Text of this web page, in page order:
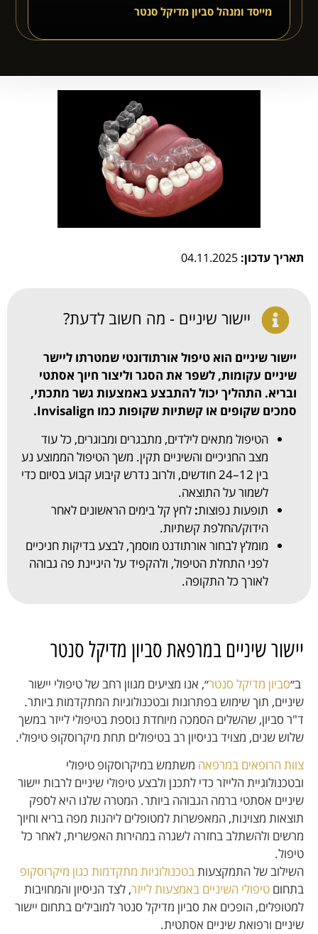
מייסד ומנהל סביון מדיקל סנטר
תאריך עדכון: 04.11.2025
יישור שיניים - מה חשוב לדעת?
יישור שיניים הוא טיפול אורתודונטי שמטרתו ליישר
שיניים עקומות, לשפר את הסגר וליצור חיוך אסתטי
ובריא. התהליך יכול להתבצע באמצעות גשר מתכתי,
סמכים שקופים או קשתיות שקופות כמו Invisalign.
הטיפול מתאים לילדים, מתבגרים ומבוגרים, כל עוד
מצב החניכיים והשיניים תקין. משך הטיפול הממוצע נע
בין 12–24 חודשים, ולרוב נדרש קיבוע קבוע בסיום כדי
לשמור על התוצאה.
תופעות נפוצות: לחץ קל בימים הראשונים לאחר
הידוק/החלפת קשתיות.
מומלץ לבחור אורתודנט מוסמך, לבצע בדיקות חניכיים
לפני התחלת הטיפול, ולהקפיד על היגיינת פה גבוהה
לאורך כל התקופה.
יישור שיניים במרפאת סביון מדיקל סנטר
ב״סביון מדיקל סנטר״, אנו מציעים מגוון רחב של טיפולי יישור
שיניים, תוך שימוש בפתרונות ובטכנולוגיות המתקדמות ביותר.
ד"ר סביון, שהשלים הסמכה מיוחדת נוספת בטיפולי לייזר במשך
שלוש שנים, מצויד בניסיון רב בטיפולים תחת מיקרוסקופ טיפולי.
צוות הרופאים במרפאה משתמש במיקרוסקופ טיפולי
ובטכנולוגיית הלייזר כדי לתכנן ולבצע טיפולי שיניים לרבות יישור
שיניים אסתטי ברמה הגבוהה ביותר. המטרה שלנו היא לספק
תוצאות מצוינות, המאפשרות למטופלים ליהנות מפה בריא וחיוך
מרשים ולהשתלב בחזרה לשגרה במהירות האפשרית, לאחר כל
טיפול.
השילוב של התמקצעותבטכנולוגיות מתקדמות כגון מיקרוסקופ
בתחום טיפולי השיניים באמצעות לייזר, לצד הניסיון והמחויבות
למטופלים, הופכים את סביון מדיקל סנטר למובילים בתחום יישור
שיניים ורפואת שיניים אסתטית.